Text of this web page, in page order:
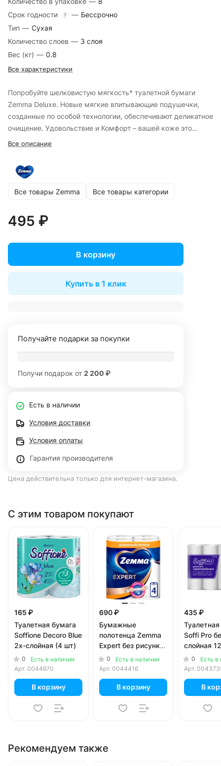
Срок годности
? — Бессрочно
Тип — Сухая
Количество слоев — 3 слоя
Вес (кг) — 0.8
Все характеристики
Попробуйте шелковистую мягкость* туалетной бумаги
Zemma Deluxe. Новые мягкие впитывающие подушечки,
созданные по особой технологии, обеспечивают деликатное
очищение. Удовольствие и Комфорт – вашей коже это
понравится!
Все описание
Все товары Zemma Все товары категории
495 ₽
В корзину
Купить в 1 клик
Получайте подарки за покупки
Получи подарок от 2 200 ₽
Есть в наличии
Условия доставки
Условия оплаты
Гарантия производителя
Цена действительна только для интернет-магазина.
С этим товаром покупают
165 ₽
Туалетная бумага
Soffione Decoro Blue
2х-слойная (4 шт)
0
Есть в наличии
Арт. 0044670
В корзину
690 ₽
Бумажные
полотенца Zemma
Expert без рисунка
3х-слойные (4 шт)
0
Есть в наличии
Арт. 0044416
В корзину
435 ₽
Soffi Pro
слойная
0
Есть в
Арт.
В
Рекомендуем также